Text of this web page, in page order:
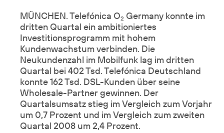
MÜNCHEN. Telefónica O2 Germany konnte im
dritten Quartal ein ambitioniertes
Investitionsprogramm mit hohem
Kundenwachstum verbinden. Die
Neukundenzahl im Mobilfunk lag im dritten
Quartal bei 402 Tsd. Telefónica Deutschland
konnte 162 Tsd. DSL-Kunden über seine
Wholesale-Partner gewinnen. Der
Quartalsumsatz stieg im Vergleich zum Vorjahr
um 0,7 Prozent und im Vergleich zum zweiten
Quartal 2008 um 2,4 Prozent.